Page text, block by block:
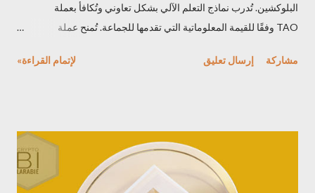
البلوكشين. تُدرب نماذج التعلم الآلي بشكل تعاوني وتُكافأ بعملة
TAO وفقًا للقيمة المعلوماتية التي تقدمها للجماعة. تُمنح عملة
المعلومات من الشبكة وضبط أنشطتها وفقًا لاحتياجاتهم. يعمل هذا
لتطوير وتوزيع تقنية الذكاء الاصطناعي من خلال استغلال إمكانيات دفتر
الأستاذ الموزع. على وجه التحديد، تيسر له الوصول/الملكية، والحكم
اللامركزي، والقدرة على استغلال موارد الحوسبة والابتكار ، كل ذلك
مشاركة إرسال تعليق لإتمام القراءة»